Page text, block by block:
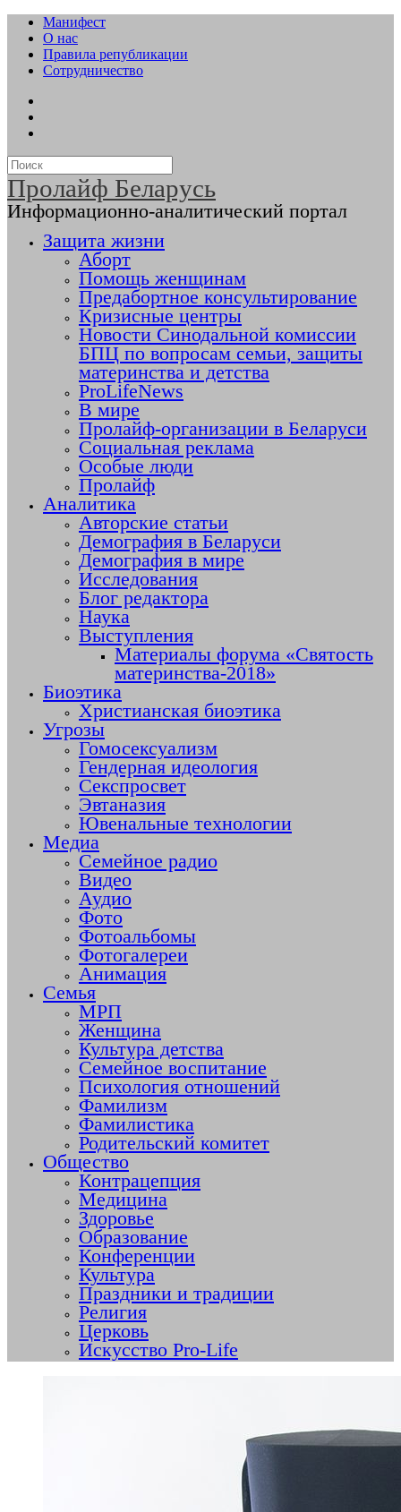
Манифест
О нас
Правила републикации
Сотрудничество
Пролайф Беларусь
Информационно-аналитический портал
Защита жизни
Аборт
Помощь женщинам
Предабортное консультирование
Кризисные центры
Новости Синодальной комиссии
БПЦ по вопросам семьи, защиты
материнства и детства
ProLifeNews
В мире
Пролайф-организации в Беларуси
Социальная реклама
Особые люди
Пролайф
Аналитика
Авторские статьи
Демография в Беларуси
Демография в мире
Исследования
Блог редактора
Наука
Выступления
Материалы форума «Святость
материнства-2018»
Биоэтика
Христианская биоэтика
Угрозы
Гомосексуализм
Гендерная идеология
Секспросвет
Эвтаназия
Ювенальные технологии
Медиа
Семейное радио
Видео
Аудио
Фото
Фотоальбомы
Фотогалереи
Анимация
Семья
МРП
Женщина
Культура детства
Семейное воспитание
Психология отношений
Фамилизм
Фамилистика
Родительский комитет
Общество
Контрацепция
Медицина
Здоровье
Образование
Конференции
Культура
Праздники и традиции
Религия
Церковь
Искусство Pro-Life